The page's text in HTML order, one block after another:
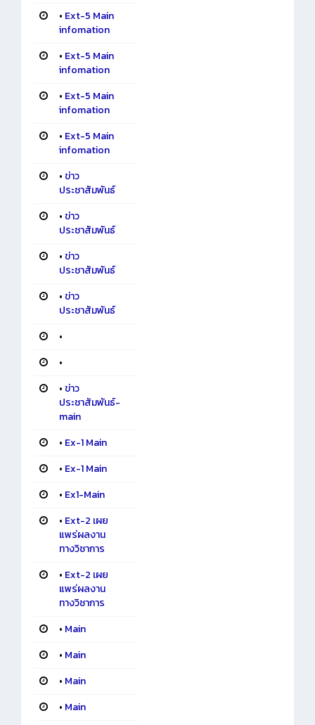
• Ext-5 Main
infomation
• Ext-5 Main
infomation
• Ext-5 Main
infomation
• Ext-5 Main
infomation
• ข่าว
ประชาสัมพันธ์
• ข่าว
ประชาสัมพันธ์
• ข่าว
ประชาสัมพันธ์
• ข่าว
ประชาสัมพันธ์
•
•
• ข่าว
ประชาสัมพันธ์-
main
• Ex-1 Main
• Ex-1 Main
• Ex1-Main
• Ext-2 เผย
แพร่ผลงาน
ทางวิชาการ
• Ext-2 เผย
แพร่ผลงาน
ทางวิชาการ
• Main
• Main
• Main
• Main